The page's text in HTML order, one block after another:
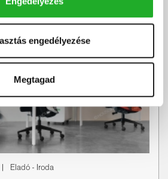
engedélyezése
Megtagad
Eladó - Iroda